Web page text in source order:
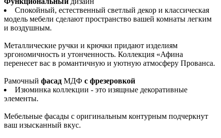
Спокойный, естественный светлый декор и классическая
модель мебели сделают пространство вашей комнаты легким
и воздушным.
Металлические ручки и крючки придают изделиям
эргономичность и утонченность. Коллекция «Афина
перенесет вас в романтичную и уютную атмосферу Прованса.
Рамочный фасад МДФ с фрезеровкой
Изюминка коллекции - это изящные декоративные
элементы.
Мебельные фасады с оригинальным контурным подчеркнут
ваш изысканный вкус.